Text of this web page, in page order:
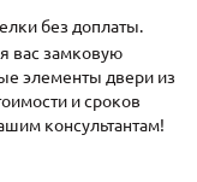
Как купить
без доплаты.
вас замковую
элементы двери из
и сроков
консультантам!